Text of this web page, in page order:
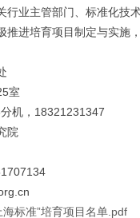
业主管部门、标准化技术
进培育项目制定与实施，
室
，18321231347
院
海标准”培育项目名单.pdf